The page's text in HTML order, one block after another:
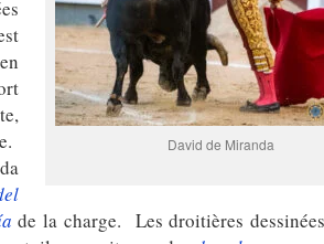
David de Miranda
de la charge. Les droitières